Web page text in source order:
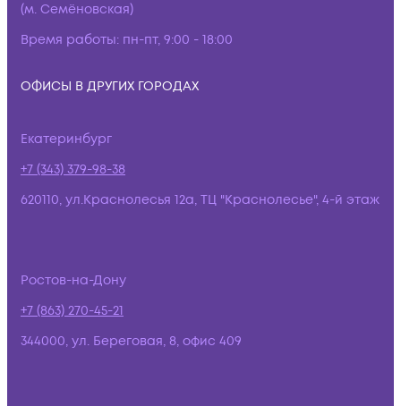
(м. Семёновская)
Время работы: пн-пт, 9:00 - 18:00
ОФИСЫ В ДРУГИХ ГОРОДАХ
Екатеринбург
+7 (343) 379-98-38
620110, ул.Краснолесья 12а, ТЦ "Краснолесье", 4-й этаж
Ростов-на-Дону
+7 (863) 270-45-21
344000, ул. Береговая, 8, офис 409